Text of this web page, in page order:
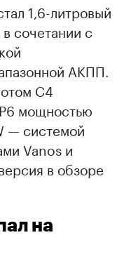
1,6-литровый
сочетании с
АКПП.
С4
мощностью
— системой
Vanos и
в обзоре
на